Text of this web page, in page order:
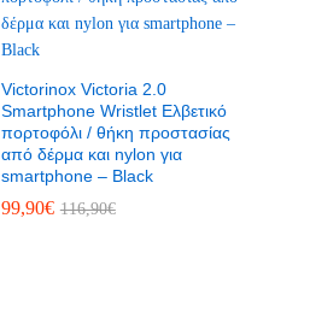
Victorinox Victoria 2.0
Smartphone Wristlet Ελβετικό
πορτοφόλι / θήκη προστασίας
από δέρμα και nylon για
smartphone – Black
99,90€ 116,90€